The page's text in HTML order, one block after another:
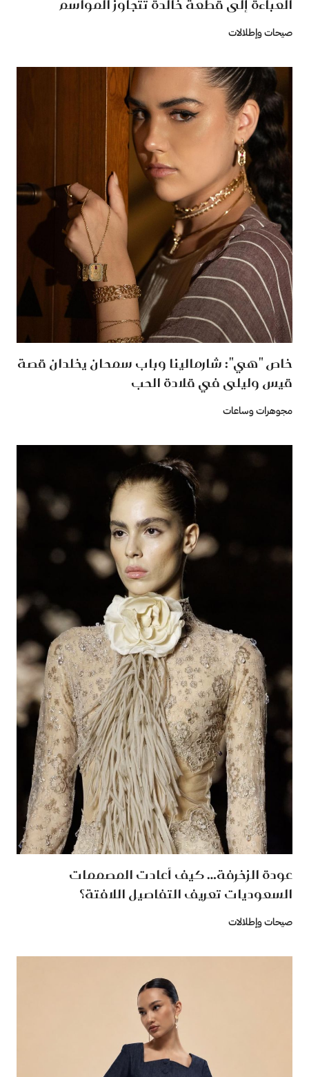
العباءة إلى قطعة خالدة تتجاوز المواسم
صيحات وإطلالات
خاص "هي": شارمالينا وباب سمحان يخلدان قصة
قيس وليلى في قلادة الحب
مجوهرات وساعات
عودة الزخرفة… كيف أعادت المصممات
السعوديات تعريف التفاصيل اللافتة؟
صيحات وإطلالات